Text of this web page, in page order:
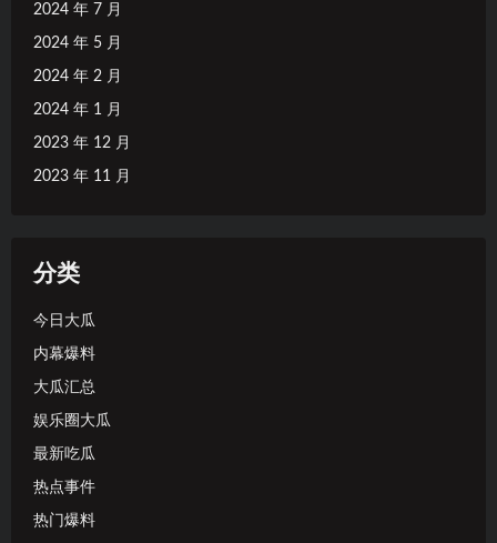
2024 年 7 月
2024 年 5 月
2024 年 2 月
2024 年 1 月
2023 年 12 月
2023 年 11 月
分类
今日大瓜
内幕爆料
大瓜汇总
娱乐圈大瓜
最新吃瓜
热点事件
热门爆料